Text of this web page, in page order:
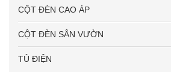
CỘT ĐÈN CAO ÁP
CỘT ĐÈN SÂN VƯỜN
TỦ ĐIỆN